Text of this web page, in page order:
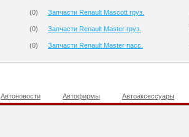
(0)
(0)
(0)
Запчасти Renault Mascott груз.
Запчасти Renault Master груз.
Запчасти Renault Master пасс.
Автоновости Автофирмы Автоаксессуары